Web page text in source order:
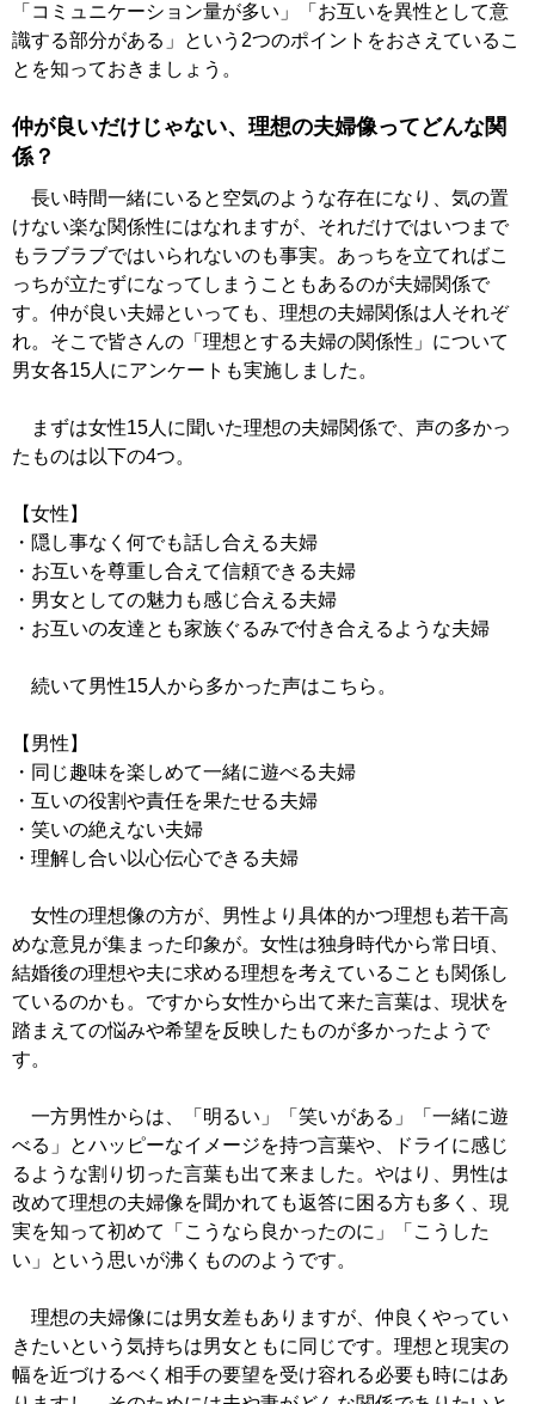
「コミュニケーション量が多い」「お互いを異性として意
識する部分がある」という2つのポイントをおさえているこ
とを知っておきましょう。
仲が良いだけじゃない、理想の夫婦像ってどんな関
係？
長い時間一緒にいると空気のような存在になり、気の置
けない楽な関係性にはなれますが、それだけではいつまで
もラブラブではいられないのも事実。あっちを立てればこ
っちが立たずになってしまうこともあるのが夫婦関係で
す。仲が良い夫婦といっても、理想の夫婦関係は人それぞ
れ。そこで皆さんの「理想とする夫婦の関係性」について
男女各15人にアンケートも実施しました。
まずは女性15人に聞いた理想の夫婦関係で、声の多かっ
たものは以下の4つ。
【女性】
・隠し事なく何でも話し合える夫婦
・お互いを尊重し合えて信頼できる夫婦
・男女としての魅力も感じ合える夫婦
・お互いの友達とも家族ぐるみで付き合えるような夫婦
続いて男性15人から多かった声はこちら。
【男性】
・同じ趣味を楽しめて一緒に遊べる夫婦
・互いの役割や責任を果たせる夫婦
・笑いの絶えない夫婦
・理解し合い以心伝心できる夫婦
女性の理想像の方が、男性より具体的かつ理想も若干高
めな意見が集まった印象が。女性は独身時代から常日頃、
結婚後の理想や夫に求める理想を考えていることも関係し
ているのかも。ですから女性から出て来た言葉は、現状を
踏まえての悩みや希望を反映したものが多かったようで
す。
一方男性からは、「明るい」「笑いがある」「一緒に遊
べる」とハッピーなイメージを持つ言葉や、ドライに感じ
るような割り切った言葉も出て来ました。やはり、男性は
改めて理想の夫婦像を聞かれても返答に困る方も多く、現
実を知って初めて「こうなら良かったのに」「こうした
い」という思いが沸くもののようです。
理想の夫婦像には男女差もありますが、仲良くやってい
きたいという気持ちは男女ともに同じです。理想と現実の
幅を近づけるべく相手の要望を受け容れる必要も時にはあ